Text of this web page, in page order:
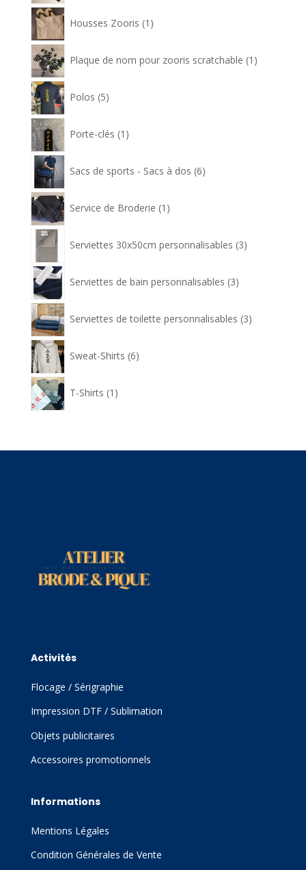
Housses Zooris 1
produit
Plaque de nom pour zooris scratchable 1
produit
Polos 5
produits
Porte-clés 1
produit
Sacs de sports - Sacs à dos 6
produits
Service de Broderie 1
produit
Serviettes 30x50cm personnalisables 3
produits
Serviettes de bain personnalisables 3
produits
Serviettes de toilette personnalisables 3
produits
Sweat-Shirts 6
produits
T-Shirts 1
produit
Activités
Flocage / Sérigraphie
Impression DTF / Sublimation
Objets publicitaires
Accessoires promotionnels
Informations
Mentions Légales
Condition Générales de Vente